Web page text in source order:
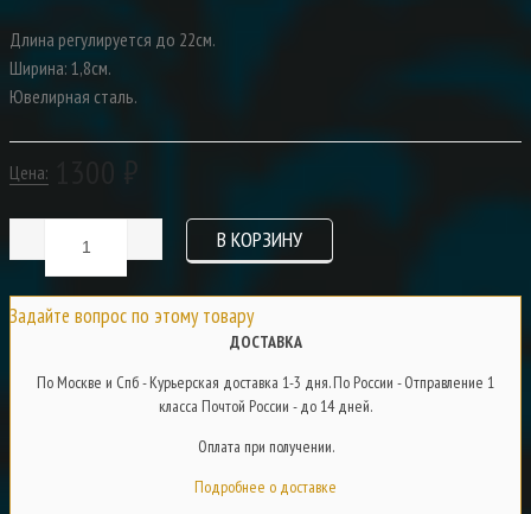
Длина регулируется до 22см.
Ширина: 1,8см.
Ювелирная сталь.
Цена: 1300 ₽
Задайте вопрос по этому товару
ДОСТАВКА
По Москве и Спб - Курьерская доставка 1-3 дня. По России - Отправление 1
класса Почтой России - до 14 дней.
Оплата при получении.
Подробнее о доставке